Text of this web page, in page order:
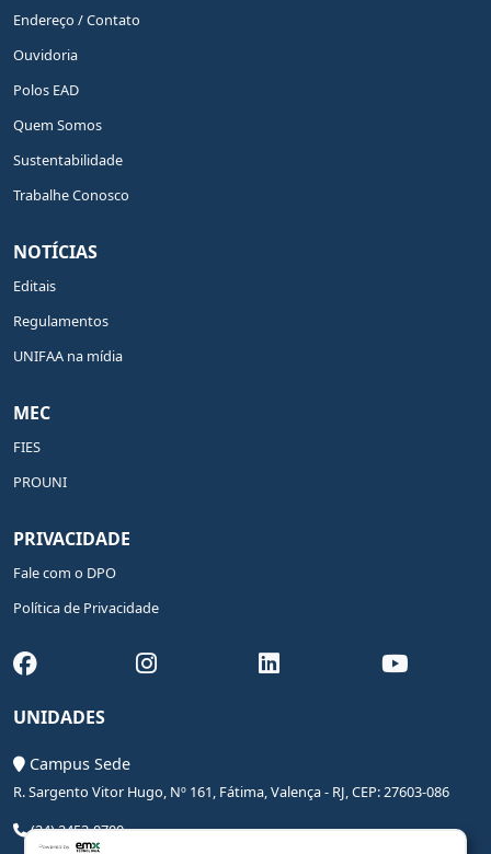
Endereço / Contato
Ouvidoria
Polos EAD
Quem Somos
Sustentabilidade
Trabalhe Conosco
NOTÍCIAS
Editais
Regulamentos
UNIFAA na mídia
MEC
FIES
PROUNI
PRIVACIDADE
Fale com o DPO
Política de Privacidade
UNIDADES
Campus Sede
R. Sargento Vitor Hugo, Nº 161, Fátima, Valença - RJ, CEP: 27603-086
(24) 2453-0700